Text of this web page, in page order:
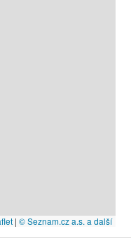
| © Seznam.cz a.s. a další